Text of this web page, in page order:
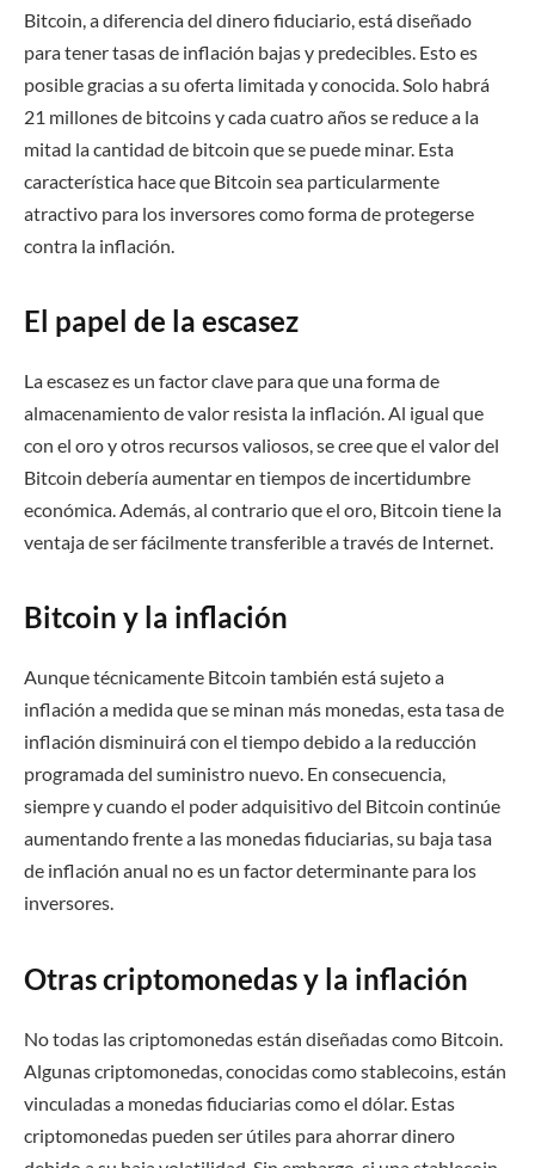
Bitcoin, a diferencia del dinero fiduciario, está diseñado
para tener tasas de inflación bajas y predecibles. Esto es
posible gracias a su oferta limitada y conocida. Solo habrá
21 millones de bitcoins y cada cuatro años se reduce a la
mitad la cantidad de bitcoin que se puede minar. Esta
característica hace que Bitcoin sea particularmente
atractivo para los inversores como forma de protegerse
contra la inflación.
El papel de la escasez
La escasez es un factor clave para que una forma de
almacenamiento de valor resista la inflación. Al igual que
con el oro y otros recursos valiosos, se cree que el valor del
Bitcoin debería aumentar en tiempos de incertidumbre
económica. Además, al contrario que el oro, Bitcoin tiene la
ventaja de ser fácilmente transferible a través de Internet.
Bitcoin y la inflación
Aunque técnicamente Bitcoin también está sujeto a
inflación a medida que se minan más monedas, esta tasa de
inflación disminuirá con el tiempo debido a la reducción
programada del suministro nuevo. En consecuencia,
siempre y cuando el poder adquisitivo del Bitcoin continúe
aumentando frente a las monedas fiduciarias, su baja tasa
de inflación anual no es un factor determinante para los
inversores.
Otras criptomonedas y la inflación
No todas las criptomonedas están diseñadas como Bitcoin.
Algunas criptomonedas, conocidas como stablecoins, están
vinculadas a monedas fiduciarias como el dólar. Estas
criptomonedas pueden ser útiles para ahorrar dinero